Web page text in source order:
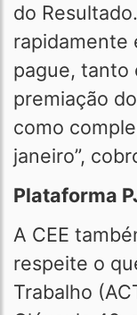
do
rapidamente
pague, tanto
premiação
como
janeiro”,
Plataforma
A CEE
respeite o
Trabalho